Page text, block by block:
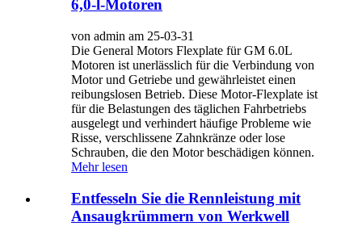
6,0-l-Motoren
von admin am 25-03-31
Die General Motors Flexplate für GM 6.0L
Motoren ist unerlässlich für die Verbindung von
Motor und Getriebe und gewährleistet einen
reibungslosen Betrieb. Diese Motor-Flexplate ist
für die Belastungen des täglichen Fahrbetriebs
ausgelegt und verhindert häufige Probleme wie
Risse, verschlissene Zahnkränze oder lose
Schrauben, die den Motor beschädigen können.
Mehr lesen
Entfesseln Sie die Rennleistung mit
Ansaugkrümmern von Werkwell